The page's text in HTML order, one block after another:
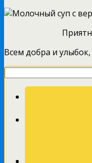
Всем добра и